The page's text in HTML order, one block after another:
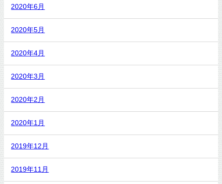
2020年6月
2020年5月
2020年4月
2020年3月
2020年2月
2020年1月
2019年12月
2019年11月